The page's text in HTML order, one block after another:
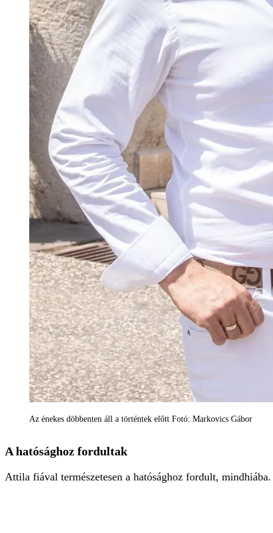
Az énekes döbbenten áll a történtek előtt Fotó: Markovics Gábor
A hatósághoz fordultak
Attila fiával természetesen a hatósághoz fordult, mindhiába.